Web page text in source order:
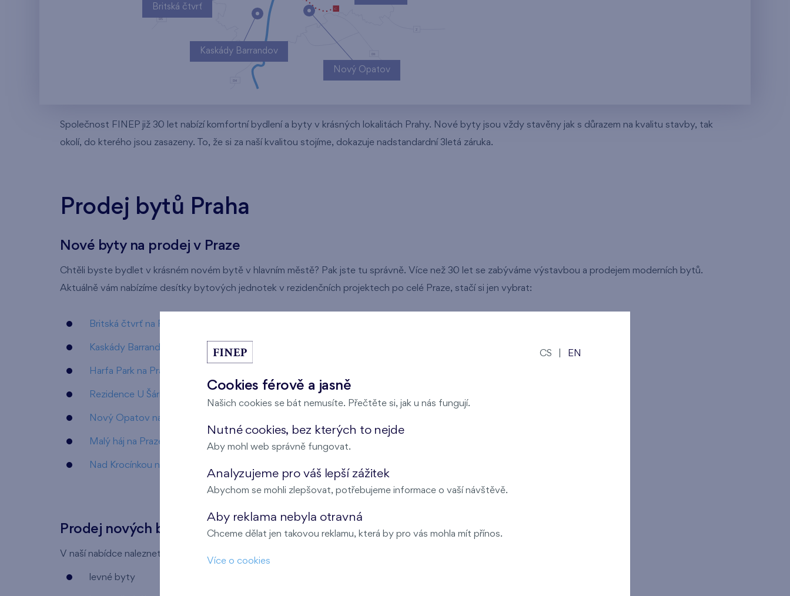
Nový Opatov
Kaskády Barrandov
Britská čtvrť
Společnost FINEP již 30 let nabízí komfortní bydlení a byty v krásných lokalitách Prahy. Nové byty jsou vždy stavěny jak s důrazem na kvalitu stavby, tak
okolí, do kterého jsou zasazeny. To, že si za naší kvalitou stojíme, dokazuje nadstandardní 3letá záruka.
Prodej bytů Praha
Nové byty na prodej v Praze
Chtěli byste bydlet v krásném novém bytě v hlavním městě? Pak jste tu správně. Více než 30 let se zabýváme výstavbou a prodejem moderních bytů.
Aktuálně vám nabízíme desítky bytových jednotek v rezidenčních projektech po celé Praze, stačí si jen vybrat:
Britská čtvrť na Praze 5 - Stodůlky
Kaskády Barrandov na Praze 5 - Hlubočepy
Harfa Park na Praze 9 - Vysočany
Rezidence U Šárky na Praze 6 - Ruzyně
Nový Opatov na Praze 11 - Chodov
Malý háj na Praze 10 - Štěrboholy
Nad Krocínkou na Praze 9 - Prosek
Prodej nových bytů v Praze
V naší nabídce naleznete bytové jednotky všech cenových kategorií:
levné byty
CS EN
Cookies férově a jasně
Našich cookies se bát nemusíte. Přečtěte si, jak u nás fungují.
Nutné cookies, bez kterých to nejde
Aby mohl web správně fungovat.
Analyzujeme pro váš lepší zážitek
Abychom se mohli zlepšovat, potřebujeme informace o vaší návštěvě.
Aby reklama nebyla otravná
Chceme dělat jen takovou reklamu, která by pro vás mohla mít přínos.
Více o cookies